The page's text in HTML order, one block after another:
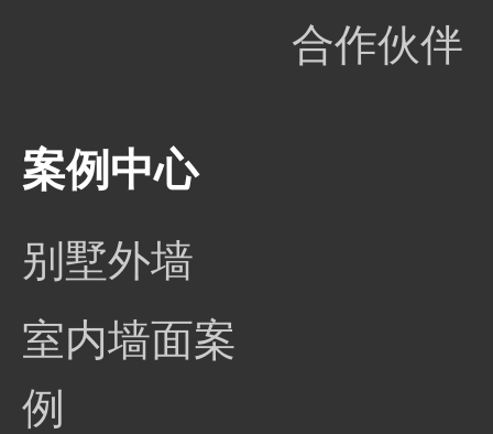
合作伙伴
案例中心
别墅外墙
室内墙面案
例